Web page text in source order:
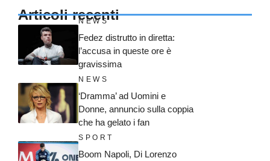
Articoli recenti
NEWS
Fedez distrutto in diretta:
l’accusa in queste ore è
gravissima
NEWS
‘Dramma’ ad Uomini e
Donne, annuncio sulla coppia
che ha gelato i fan
SPORT
Boom Napoli, Di Lorenzo